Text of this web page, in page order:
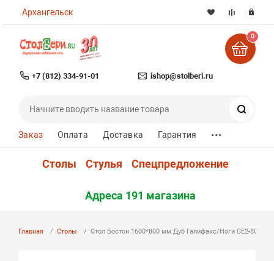
Архангельск
+7 (812) 334-91-01 ishop@stolberi.ru
0
Заказ Оплата Доставка Гарантия ...
Столы Стулья Спецпредложение
Адреса 191 магазина
Главная Столы Стол Бостон 1600*800 мм Дуб Галифакс/Ноги СЕ2-80